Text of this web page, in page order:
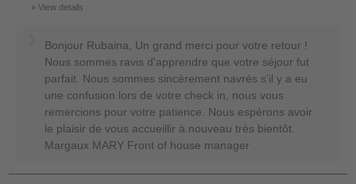
View details
Bonjour Rubaina, Un grand merci pour votre retour !
Nous sommes ravis d'apprendre que votre séjour fut
parfait. Nous sommes sincèrement navrés s'il y a eu
une confusion lors de votre check in, nous vous
remercions pour votre patience. Nous espérons avoir
le plaisir de vous accueillir à nouveau très bientôt.
Margaux MARY Front of house manager